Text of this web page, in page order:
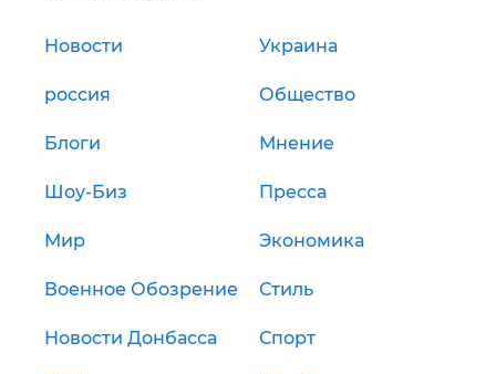
Новости Украина
россия Общество
Блоги Мнение
Шоу-Биз Пресса
Мир Экономика
Военное Обозрение Стиль
Новости Донбасса Спорт